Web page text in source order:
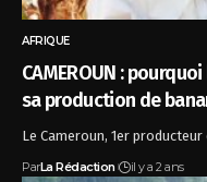
AFRIQUE
CAMEROUN :
sa production de
Le Cameroun, 1er
ParLa Rédaction il y a 2 ans